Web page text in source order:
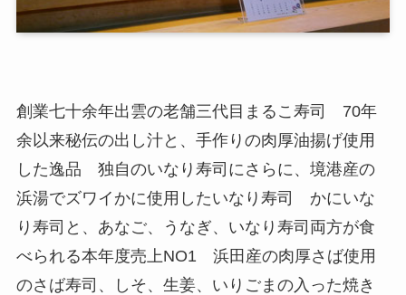
創業七十余年出雲の老舗三代目まるこ寿司 70年
余以来秘伝の出し汁と、手作りの肉厚油揚げ使用
した逸品 独自のいなり寿司にさらに、境港産の
浜湯でズワイかに使用したいなり寿司 かにいな
り寿司と、あなご、うなぎ、いなり寿司両方が食
べられる本年度売上NO1 浜田産の肉厚さば使用
のさば寿司、しそ、生姜、いりごまの入った焼き